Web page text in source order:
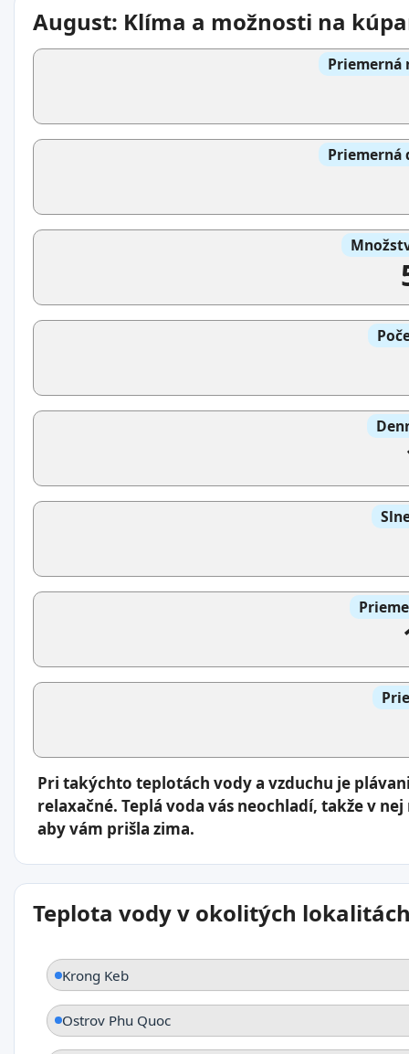
August: Klíma a možnosti na
Priemerná
Priemerná
Pri takýchto teplotách vody a vzduchu je
relaxačné. Teplá voda vás neochladí, takže v
aby vám prišla zima.
Teplota vody v okolitých
Krong Keb
Ostrov Phu Quoc